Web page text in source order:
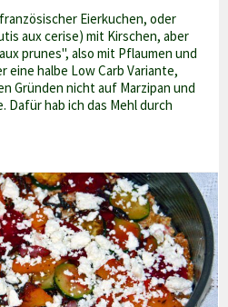
Eierkuchen, oder
aux cerise) mit Kirschen, aber
prunes", also mit Pflaumen und
eine halbe Low Carb Variante,
Gründen nicht auf Marzipan und
hab ich das Mehl durch